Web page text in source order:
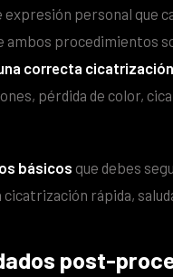
expresión personal que
ambos procedimientos
correcta cicatrización
pérdida de color,
básicos que debes
rápida,
post-